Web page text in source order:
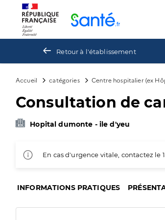
Retour à l'établissement
Accueil catégories Centre hospitalier (ex
Consultation de
Hopital dumonte - ile d'yeu
En cas d'urgence vitale, contactez le
INFORMATIONS PRATIQUES
Panneau de gestion des cookies